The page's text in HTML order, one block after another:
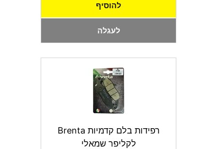
להוסיף
לעגלה
רפידות בלם קדמיות Brenta
לקליפר שמאלי